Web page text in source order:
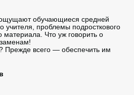
обучающиеся средней
проблемы подросткового
материала. Что уж говорить о
Прежде всего — обеспечить им